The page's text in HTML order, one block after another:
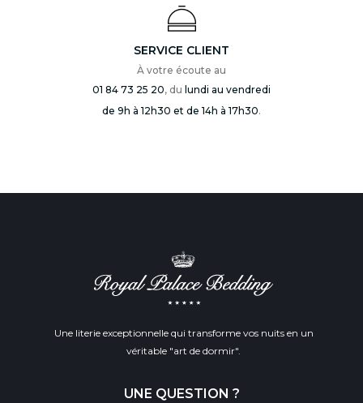
SERVICE CLIENT
À votre écoute au
01 84 73 25 20, du lundi au vendredi
de 9h à 12h30 et de 14h à 17h30.
Une literie exceptionnelle qui transforme vos nuits en un
véritable "art de dormir".
UNE QUESTION ?